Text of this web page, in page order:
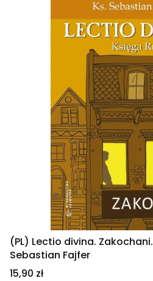
(PL) Lectio divina.
Sebastian Fajfer
Cena
15,90 zł